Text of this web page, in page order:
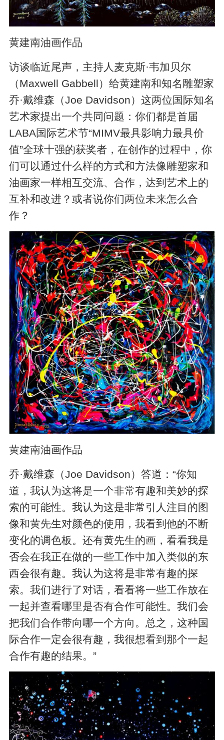
黄建南油画作品
访谈临近尾声，主持人麦克斯·韦加贝尔
（Maxwell Gabbell）给黄建南和知名雕塑家
乔·戴维森（Joe Davidson）这两位国际知名
艺术家提出一个共同问题：你们都是首届
LABA国际艺术节“MIMV最具影响力最具价
值”全球十强的获奖者，在创作的过程中，你
们可以通过什么样的方式和方法像雕塑家和
油画家一样相互交流、合作，达到艺术上的
互补和改进？或者说你们两位未来怎么合
作？
黄建南油画作品
乔·戴维森（Joe Davidson）答道：“你知
道，我认为这将是一个非常有趣和美妙的探
索的可能性。我认为这是非常引人注目的图
像和黄先生对颜色的使用，我看到他的不断
变化的调色板。还有黄先生的画，看看我是
否会在我正在做的一些工作中加入类似的东
西会很有趣。我认为这将是非常有趣的探
索。我们进行了对话，看看将一些工作放在
一起并查看哪里是否有合作可能性。我们会
把我们合作带向哪一个方向。总之，这种国
际合作一定会很有趣，我很想看到那个一起
合作有趣的结果。”